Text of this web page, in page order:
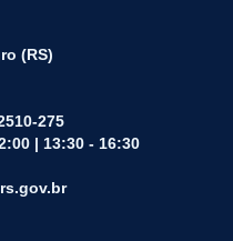
(RS)
275
| 13:30 - 16:30